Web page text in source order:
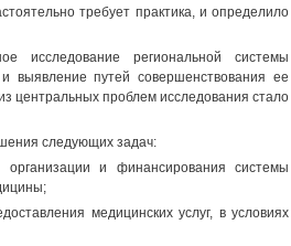
требует практика, и определило
исследование региональной системы
выявление путей совершенствования ее
центральных проблем исследования стало
следующих задач:
и финансирования системы
медицинских услуг, в условиях